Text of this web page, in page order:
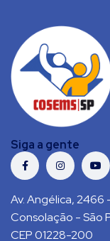
Siga a gente
Av. Angélica, 2466
Consolação - São
CEP 01228-200